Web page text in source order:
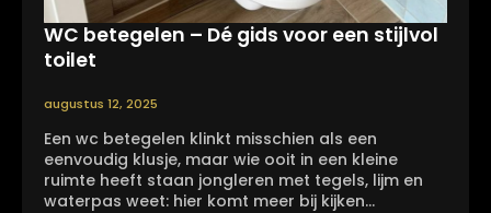
WC betegelen – Dé gids voor een stijlvol
toilet
augustus 12, 2025
Een wc betegelen klinkt misschien als een
eenvoudig klusje, maar wie ooit in een kleine
ruimte heeft staan jongleren met tegels, lijm en
waterpas weet: hier komt meer bij kijken…